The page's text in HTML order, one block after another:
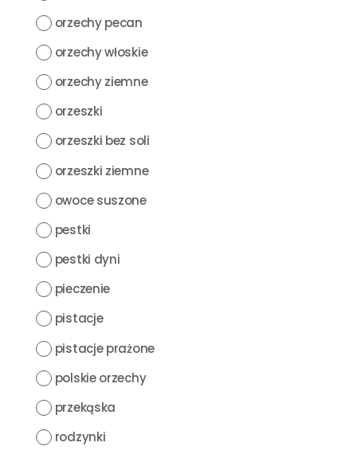
orzechy pecan
orzechy włoskie
orzechy ziemne
orzeszki
orzeszki bez soli
orzeszki ziemne
owoce suszone
pestki
pestki dyni
pieczenie
pistacje
pistacje prażone
polskie orzechy
przekąska
rodzynki